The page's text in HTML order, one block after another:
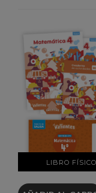
LIBRO FÍSICO
VER